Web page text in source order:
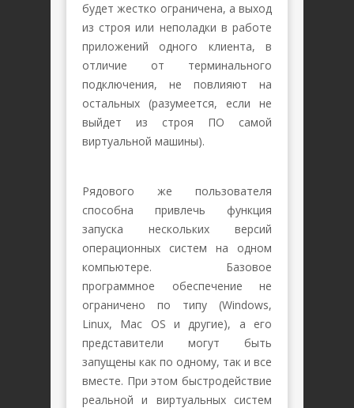
будет жестко ограничена, а выход
из строя или неполадки в работе
приложений одного клиента, в
отличие от терминального
подключения, не повлияют на
остальных (разумеется, если не
выйдет из строя ПО самой
виртуальной машины).
Рядового же пользователя
способна привлечь функция
запуска нескольких версий
операционных систем на одном
компьютере. Базовое
программное обеспечение не
ограничено по типу (Windows,
Linux, Mac OS и другие), а его
представители могут быть
запущены как по одному, так и все
вместе. При этом быстродействие
реальной и виртуальных систем